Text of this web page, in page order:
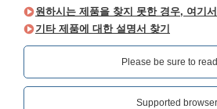
원하시는 제품을 찾지 못한 경우, 여기
기타 제품에 대한 설명서 찾기
Please be sure to
Supported